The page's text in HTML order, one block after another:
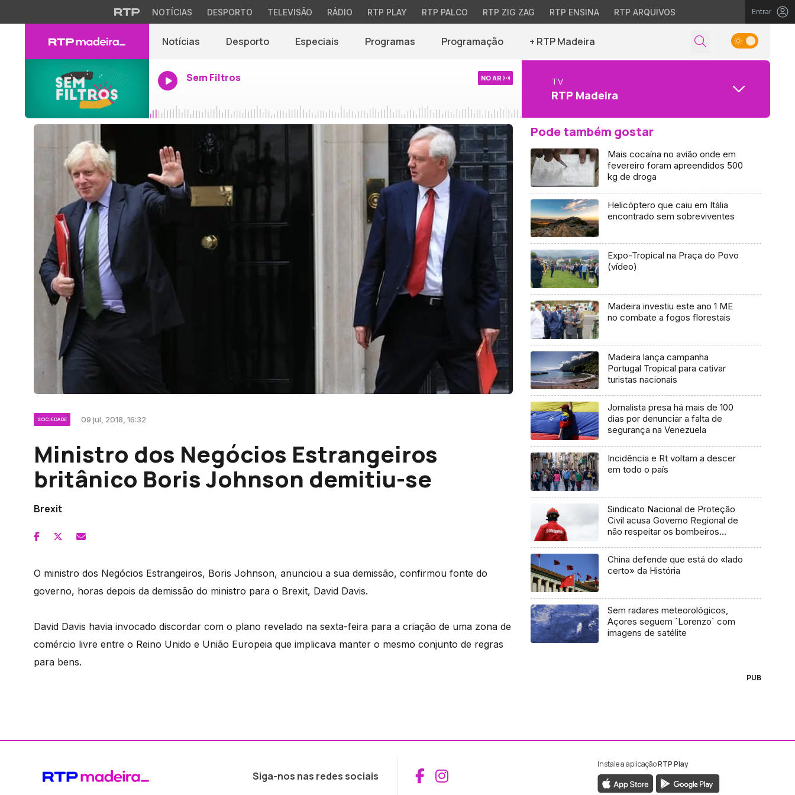
NOTÍCIAS DESPORTO TELEVISÃO RÁDIO RTP PLAY RTP PALCO RTP ZIG ZAG RTP ENSINA RTP ARQUIVOS Entrar
Notícias Desporto Especiais Programas Programação + RTP Madeira
Sem Filtros NO AR TV
RTP Madeira
SOCIEDADE 09 jul, 2018, 16:32
Ministro dos Negócios Estrangeiros
britânico Boris Johnson demitiu-se
Brexit
O ministro dos Negócios Estrangeiros, Boris Johnson, anunciou a sua demissão, confirmou fonte do
governo, horas depois da demissão do ministro para o Brexit, David Davis.
David Davis havia invocado discordar com o plano revelado na sexta-feira para a criação de uma zona de
comércio livre entre o Reino Unido e União Europeia que implicava manter o mesmo conjunto de regras
para bens.
Pode também gostar
Mais cocaína no avião onde em
fevereiro foram apreendidos 500
kg de droga
Helicóptero que caiu em Itália
encontrado sem sobreviventes
Expo-Tropical na Praça do Povo
(vídeo)
Madeira investiu este ano 1 ME
no combate a fogos florestais
Madeira lança campanha
Portugal Tropical para cativar
turistas nacionais
Jornalista presa há mais de 100
dias por denunciar a falta de
segurança na Venezuela
Incidência e Rt voltam a descer
em todo o país
Sindicato Nacional de Proteção
Civil acusa Governo Regional de
não respeitar os bombeiros
China defende que está do «lado
certo» da História
Sem radares meteorológicos,
Açores seguem `Lorenzo` com
imagens de satélite
PUB
Siga-nos nas redes sociais Aceder ao Facebook da RTP Madeira
Aceder ao Instagram da RTP Madeira
Instale a aplicaçãoRTP Play